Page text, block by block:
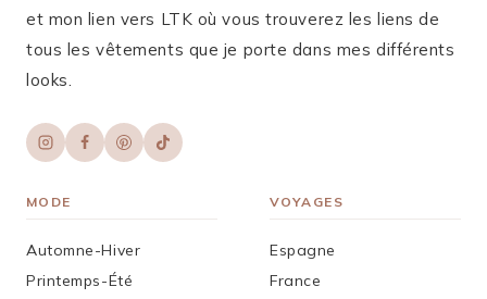
et mon lien vers LTK où vous trouverez les liens de
tous les vêtements que je porte dans mes différents
looks.
MODE
Automne-Hiver
Printemps-Été
VOYAGES
Espagne
France